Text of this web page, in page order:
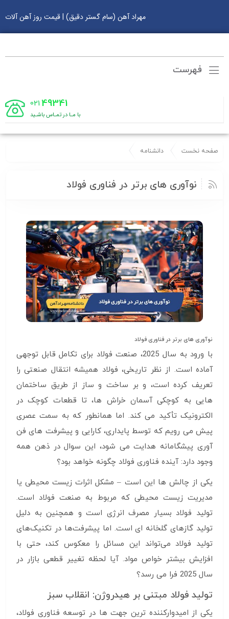
مهراد آهن (سام گستر دقیق) | قیمت روز آهن آلات
فهرست
49341
021
با مـا در تمـاس باشـید
صفحه نخست دانشنامه
نوآوری های برتر در فناوری فولاد
نوآوری های برتر در فناوری فولاد
با ورود به سال 2025، صنعت فولاد برای تکامل قابل توجهی
آماده است. از نظر تاریخی، فولاد همیشه انتقال صنعتی را
تعریف کرده است، و بر ساخت و ساز از طریق ساختمان
هایی به کوچکی آسمان خراش ها، تا قطعات کوچک در
الکترونیک تأکید می کند. اما همانطور که به سمت عصری
پیش می رویم که توسط پایداری، کارایی و پیشرفت های فن
آوری پیشگامانه هدایت می شود، این سوال در ذهن همه
وجود دارد: آینده فناوری فولاد چگونه خواهد بود؟
یکی از چالش ها این است – مشکل اثرات زیست محیطی یا
مدیریت زیست محیطی که مربوط به صنعت فولاد است.
تولید فولاد بسیار مصرف انرژی است و همچنین به دلیل
تولید گازهای گلخانه ای است. اما پیشرفت‌ها در تکنیک‌های
تولید فولاد می‌تواند این مسائل را معکوس کند، حتی با
افزایش بیشتر خواص مواد. آیا لحظه تغییر قطعی بازار در
سال 2025 فرا می رسد؟
تولید فولاد مبتنی بر هیدروژن: انقلاب سبز
یکی از امیدوارکننده ترین جهت ها در توسعه فناوری فولاد،